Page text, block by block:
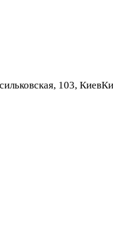
103, Киев